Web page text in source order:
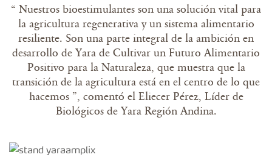
“ Nuestros bioestimulantes son una solución vital para
la agricultura regenerativa y un sistema alimentario
resiliente. Son una parte integral de la ambición en
desarrollo de Yara de Cultivar un Futuro Alimentario
Positivo para la Naturaleza, que muestra que la
transición de la agricultura está en el centro de lo que
hacemos ”, comentó el Eliecer Pérez, Líder de
Biológicos de Yara Región Andina.